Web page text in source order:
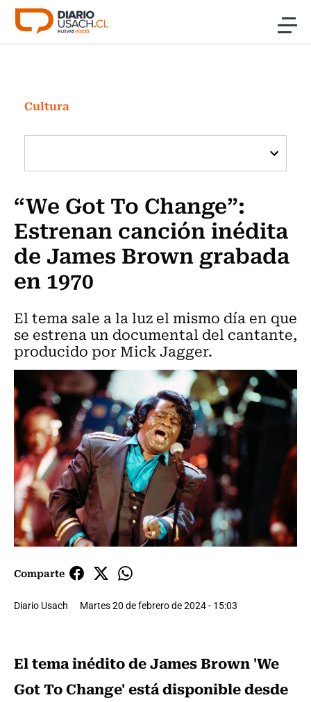
Click acá para ir directamente al contenido
Investigación
Cultura
Programas Radio y TV Usach
Cultura
“We Got To Change”:
Estrenan canción inédita
de James Brown grabada
en 1970
El tema sale a la luz el mismo día en que
se estrena un documental del cantante,
producido por Mick Jagger.
Comparte
Diario Usach Martes 20 de febrero de 2024 - 15:03
El tema inédito de James Brown 'We
Got To Change' está disponible desde